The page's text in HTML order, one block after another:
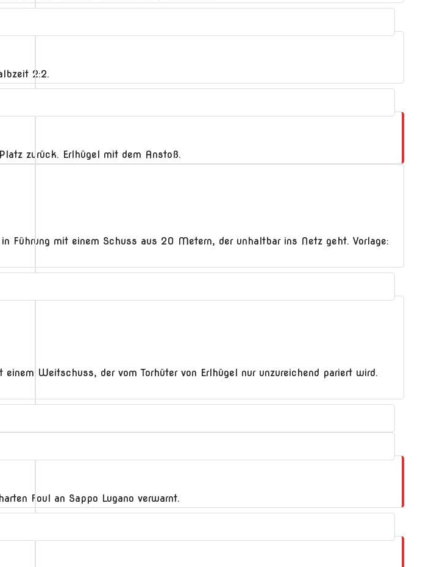
2:2.
zurück. Erlhügel mit dem Anstoß.
Führung mit einem Schuss aus 20 Metern, der unhaltbar ins Netz geht. Vorlage:
Weitschuss, der vom Torhüter von Erlhügel nur unzureichend pariert wird.
Foul an Sappo Lugano verwarnt.